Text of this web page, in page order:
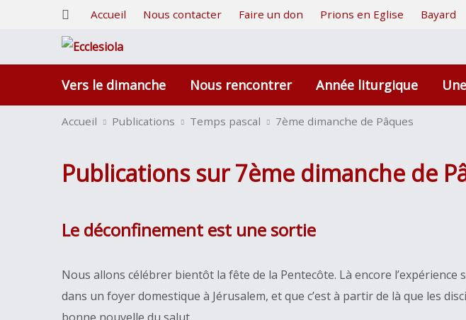
Accueil Nous contacter Faire un don Prions en Eglise Bayard
Vers le dimanche Nous rencontrer Année liturgique
Accueil Publications Temps pascal 7ème dimanche de Pâques
Publications sur 7ème dimanche de
Le déconfinement est une sortie
Nous allons célébrer bientôt la fête de la Pentecôte. Là encore
dans un foyer domestique à Jérusalem, et que c’est à partir de là que les